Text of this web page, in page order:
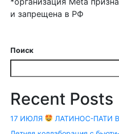
и запрещена в РФ
Поиск
Recent Posts
17 ИЮЛЯ
ЛАТИНОС-ПАТИ В